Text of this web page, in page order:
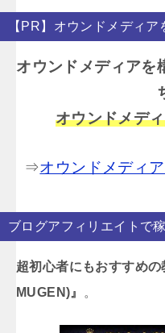
【PR】オウンドメディ
オウンドメディアを
オウンドメデ
⇒オウンドメディ
ブログアフィリエイトで
超初心者にもおすすめの
MUGEN)』
。